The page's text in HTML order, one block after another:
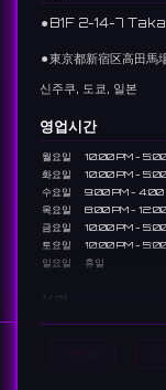
⚫︎ B1F 2-14-7
⚫︎東京都新宿区高田
신주쿠, 도쿄, 일본
영업시간
월요일
10:00 PM -
화요일
10:00 PM -
수요일
9:00 PM - 4:00
목요일
8:00 PM -
금요일
10:00 PM -
토요일
10:00 PM -
일요일
휴일
설명
dedicated space